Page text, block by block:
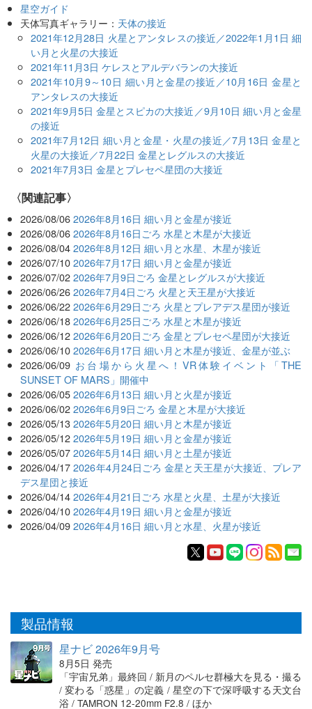
星空ガイド
天体写真ギャラリー： 天体の接近
2021年12月28日 火星とアンタレスの接近／2022年1月1日 細
い月と火星の大接近
2021年11月3日 ケレスとアルデバランの大接近
2021年10月9～10日 細い月と金星の接近／10月16日 金星と
アンタレスの大接近
2021年9月5日 金星とスピカの大接近／9月10日 細い月と金星
の接近
2021年7月12日 細い月と金星・火星の接近／7月13日 金星と
火星の大接近／7月22日 金星とレグルスの大接近
2021年7月3日 金星とプレセペ星団の大接近
関連記事
2026/08/06 2026年8月16日 細い月と金星が接近
2026/08/06 2026年8月16日ごろ 水星と木星が大接近
2026/08/04 2026年8月12日 細い月と水星、木星が接近
2026/07/10 2026年7月17日 細い月と金星が接近
2026/07/02 2026年7月9日ごろ 金星とレグルスが大接近
2026/06/26 2026年7月4日ごろ 火星と天王星が大接近
2026/06/22 2026年6月29日ごろ 火星とプレアデス星団が接近
2026/06/18 2026年6月25日ごろ 水星と木星が接近
2026/06/12 2026年6月20日ごろ 金星とプレセペ星団が大接近
2026/06/10 2026年6月17日 細い月と木星が接近、金星が並ぶ
2026/06/09 お台場から火星へ！VR体験イベント「THE
SUNSET OF MARS」開催中
2026/06/05 2026年6月13日 細い月と火星が接近
2026/06/02 2026年6月9日ごろ 金星と木星が大接近
2026/05/13 2026年5月20日 細い月と木星が接近
2026/05/12 2026年5月19日 細い月と金星が接近
2026/05/07 2026年5月14日 細い月と土星が接近
2026/04/17 2026年4月24日ごろ 金星と天王星が大接近、プレア
デス星団と接近
2026/04/14 2026年4月21日ごろ 水星と火星、土星が大接近
2026/04/10 2026年4月19日 細い月と金星が接近
2026/04/09 2026年4月16日 細い月と水星、火星が接近
製品情報
星ナビ 2026年9月号
8月5日 発売
「宇宙兄弟」最終回 / 新月のペルセ群極大を見る・撮る
/ 変わる「惑星」の定義 / 星空の下で深呼吸する天文台
浴 / TAMRON 12-20mm F2.8 / ほか